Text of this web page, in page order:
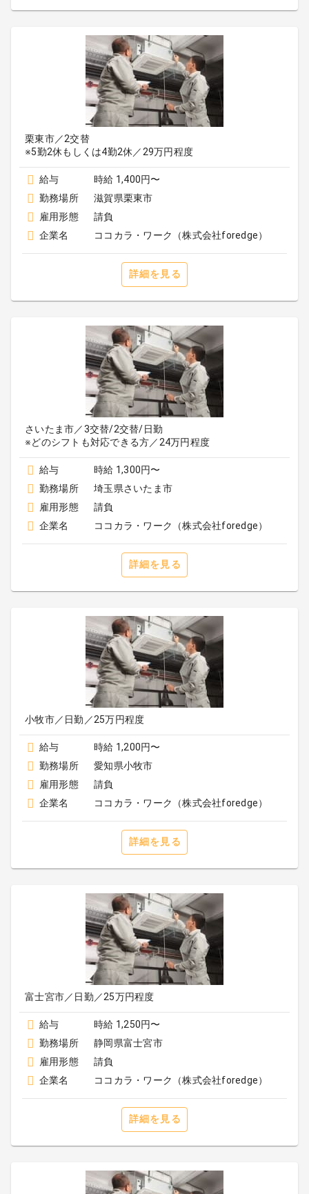
栗東市／2交替
※5勤2休もしくは4勤2休／29万円程度
給与
時給 1,400円〜
勤務場所
滋賀県栗東市
雇用形態
請負
企業名
ココカラ・ワーク（株式会社foredge）
詳細を見る
さいたま市／3交替/2交替/日勤
※どのシフトも対応できる方／24万円程度
給与
時給 1,300円〜
勤務場所
埼玉県さいたま市
雇用形態
請負
企業名
ココカラ・ワーク（株式会社foredge）
詳細を見る
小牧市／日勤／25万円程度
給与
時給 1,200円〜
勤務場所
愛知県小牧市
雇用形態
請負
企業名
ココカラ・ワーク（株式会社foredge）
詳細を見る
富士宮市／日勤／25万円程度
給与
時給 1,250円〜
勤務場所
静岡県富士宮市
雇用形態
請負
企業名
ココカラ・ワーク（株式会社foredge）
詳細を見る